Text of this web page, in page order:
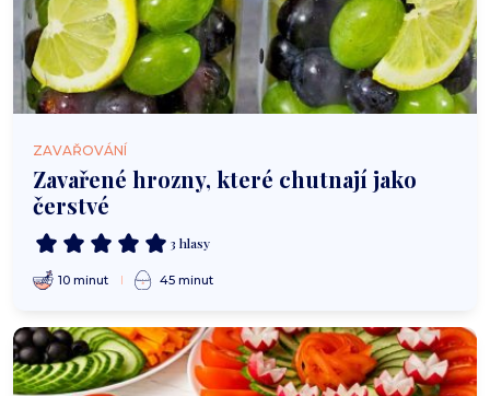
ZAVAŘOVÁNÍ
Zavařené hrozny, které chutnají jako
čerstvé
3 hlasy
10 minut 45 minut